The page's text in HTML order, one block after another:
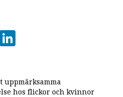
uppmärksamma
hos flickor och kvinnor